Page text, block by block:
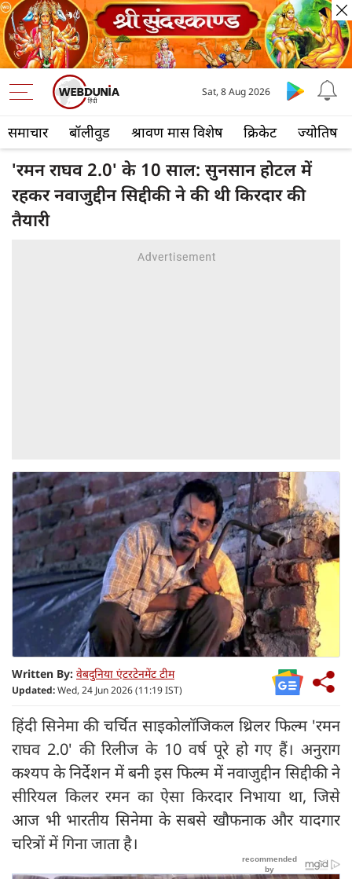
समाचार बॉलीवुड श्रावण मास विशेष क्रिकेट ज्योतिष
Sat, 8 Aug 2026
'रमन राघव 2.0' के 10 साल: सुनसान होटल में
रहकर नवाजुद्दीन सिद्दीकी ने की थी किरदार की
तैयारी
Written By: वेबदुनिया एंटरटेनमेंट टीम
Updated:Wed, 24 Jun 2026 (11:19 IST)
हिंदी सिनेमा की चर्चित साइकोलॉजिकल थ्रिलर फिल्म 'रमन
राघव 2.0' की रिलीज के 10 वर्ष पूरे हो गए हैं। अनुराग
कश्यप के निर्देशन में बनी इस फिल्म में नवाजुद्दीन सिद्दीकी ने
सीरियल किलर रमन का ऐसा किरदार निभाया था, जिसे
आज भी भारतीय सिनेमा के सबसे खौफनाक और यादगार
चरित्रों में गिना जाता है।